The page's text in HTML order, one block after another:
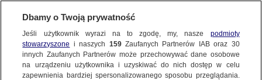
BIURO REKLAMY TVN MEDIA
WYBIERZ STRONĘ
HBO MAX
Player.pl
Dbamy o Twoją prywatność
Jeśli użytkownik wyrazi na to zgodę, my, nasze podmioty
stowarzyszone i naszych 159Zaufanych Partnerów IAB oraz 30
innych Zaufanych Partnerów może przechowywać dane osobowe
na urządzeniu użytkownika i uzyskiwać do nich dostęp w celu
zapewnienia bardziej spersonalizowanego sposobu przeglądania.